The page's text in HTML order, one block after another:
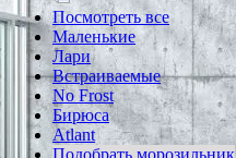
Посмотреть все
Маленькие
Лари
Встраиваемые
No Frost
Бирюса
Atlant
Подобрать морозильник